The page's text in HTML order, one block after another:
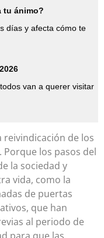
tu ánimo?
días y afecta cómo te
van a querer visitar
reivindicación de los
los pasos del
la sociedad y
vida, como la
de puertas
que han
al periodo de